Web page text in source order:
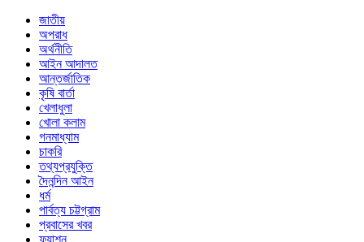
জাতীয়
অপরাধ
অর্থনীতি
আইন আদালত
আন্তর্জাতিক
কৃষি বার্তা
খেলাধুলা
খোলা কলাম
গনমাধ্যাম
চাকরি
তথ্যপ্রযুক্তি
দৈনন্দিন আইন
ধর্ম
পার্বত্য চট্টগ্রাম
প্রবাসের খবর
ফ্যাশন